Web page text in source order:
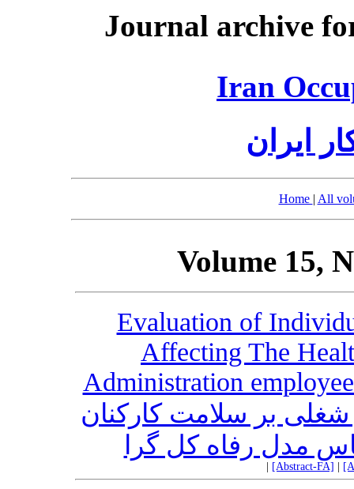
Journal archive
Iran
ایران
Home | All
Volume 15,
Evaluation of
Affecting The
Administration
بر سلامت کارکنان
مدل رفاه کل گرا
[Abstract-FA]